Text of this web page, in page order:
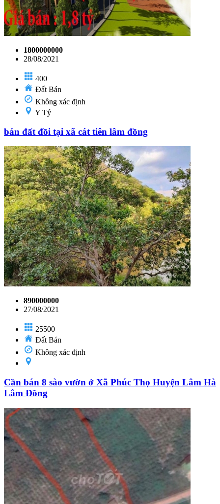
1800000000
28/08/2021
400
Đất Bán
Không xác định
Y Tý
bán đất đồi tại xã cát tiên lâm đồng
890000000
27/08/2021
25500
Đất Bán
Không xác định
Cần bán 8 sào vườn ở Xã Phúc Thọ Huyện Lâm Hà
Lâm Đồng